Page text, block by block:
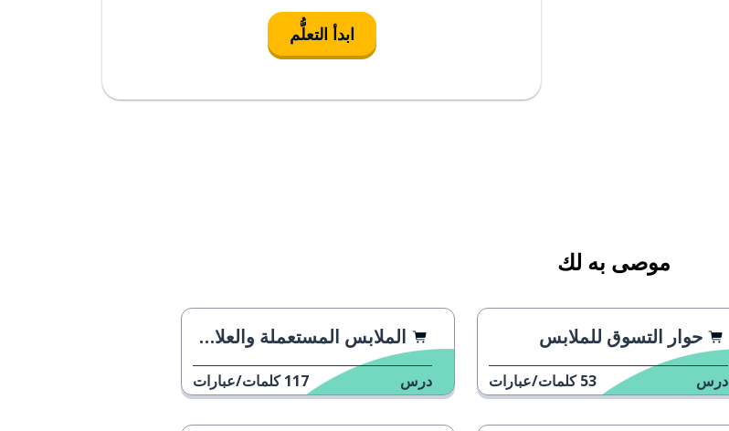
ابدأ التعلُّم
موصى به لك
حوار التسوق للملابس
درس 53 كلمات/عبارات
الملابس المستعملة والعلامات التجارية الكبيرة
درس 117 كلمات/عبارات